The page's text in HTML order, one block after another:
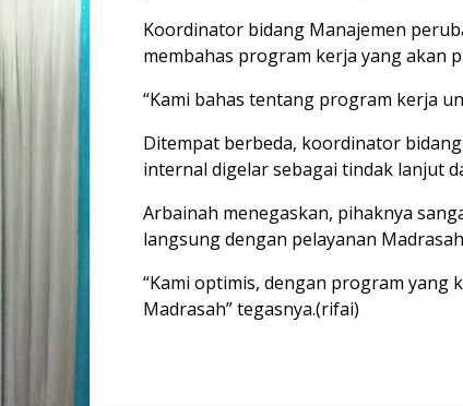
Koordinator bidang Manajemen
membahas program kerja yang akan
“Kami bahas tentang program kerja
Ditempat berbeda, koordinator
internal digelar sebagai tindak lanjut
Arbainah menegaskan, pihaknya
langsung dengan pelayanan
“Kami optimis, dengan program
Madrasah” tegasnya.(rifai)